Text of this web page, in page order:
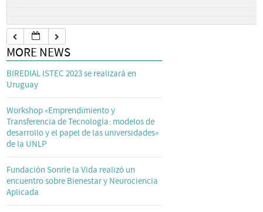
MORE NEWS
BIREDIAL ISTEC 2023 se realizará en
Uruguay
Workshop «Emprendimiento y
Transferencia de Tecnología: modelos de
desarrollo y el papel de las universidades»
de la UNLP
Fundación Sonríe la Vida realizó un
encuentro sobre Bienestar y Neurociencia
Aplicada